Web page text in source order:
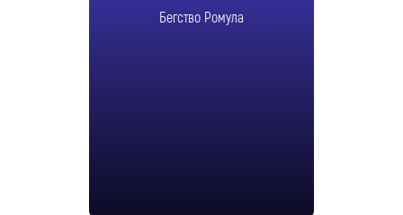
Бегство Ромула